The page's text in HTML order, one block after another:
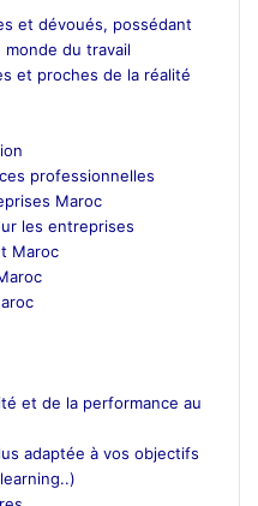
et dévoués, possédant
du travail
et proches de la réalité
professionnelles
Maroc
les entreprises
Maroc
et de la performance au
adaptée à vos objectifs